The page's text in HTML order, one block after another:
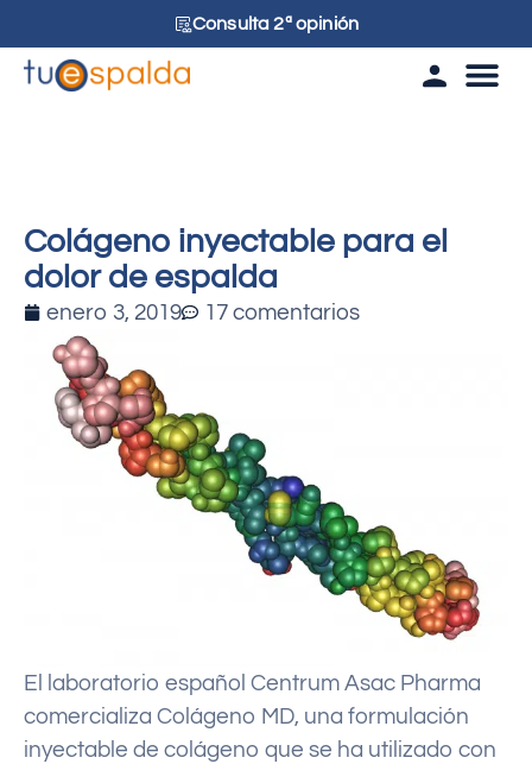
Consulta 2ª opinión
Colágeno inyectable para el
dolor de espalda
enero 3, 2019 17 comentarios
El laboratorio español Centrum Asac Pharma
comercializa Colágeno MD, una formulación
inyectable de colágeno que se ha utilizado con